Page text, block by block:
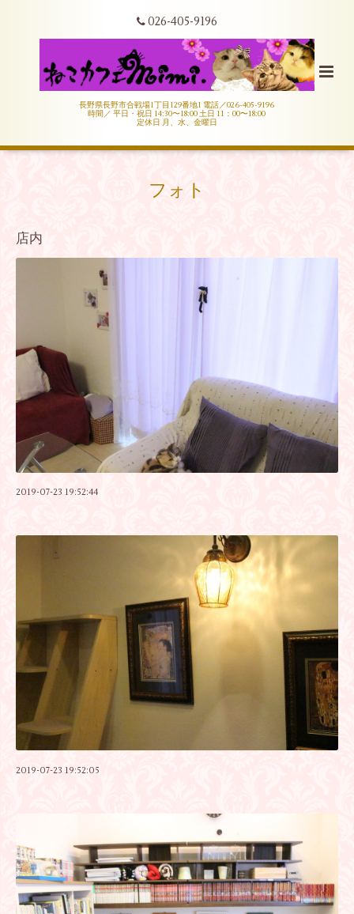
026-405-9196
長野県長野市合戦場1丁目129番地1 電話／026-405-9196
時間／ 平日・祝日 14:30〜18:00 土日 11：00〜18:00
定休日 月、水、金曜日
フォト
店内
2019-07-23 19:52:44
2019-07-23 19:52:05